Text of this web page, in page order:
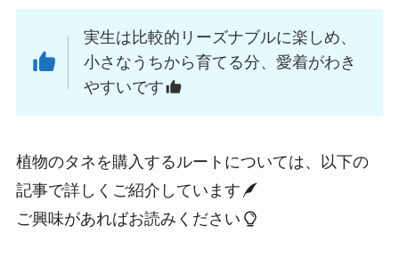
実生は比較的リーズナブルに楽しめ、
小さなうちから育てる分、愛着がわき
やすいです
植物のタネを購入するルートについては、以下の
記事で詳しくご紹介しています
ご興味があればお読みください